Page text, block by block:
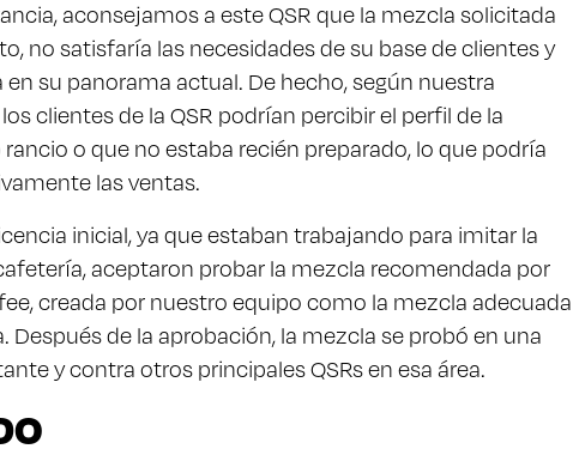
aconsejamos a este QSR que la mezcla solicitada
no satisfaría las necesidades de su base de clientes y
su panorama actual. De hecho, según nuestra
clientes de la QSR podrían percibir el perfil de la
o que no estaba recién preparado, lo que podría
las ventas.
inicial, ya que estaban trabajando para imitar la
aceptaron probar la mezcla recomendada por
creada por nuestro equipo como la mezcla adecuada
Después de la aprobación, la mezcla se probó en una
y contra otros principales QSRs en esa área.